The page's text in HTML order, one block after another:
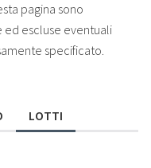
pagina sono
ed escluse eventuali
specificato.
LOTTI